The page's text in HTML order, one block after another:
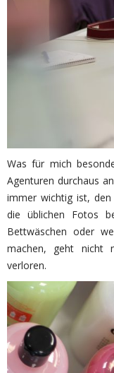
Was für mich
Agenturen durchaus
immer wichtig ist,
die üblichen Fotos
Bettwäschen oder
machen, geht nicht
verloren.